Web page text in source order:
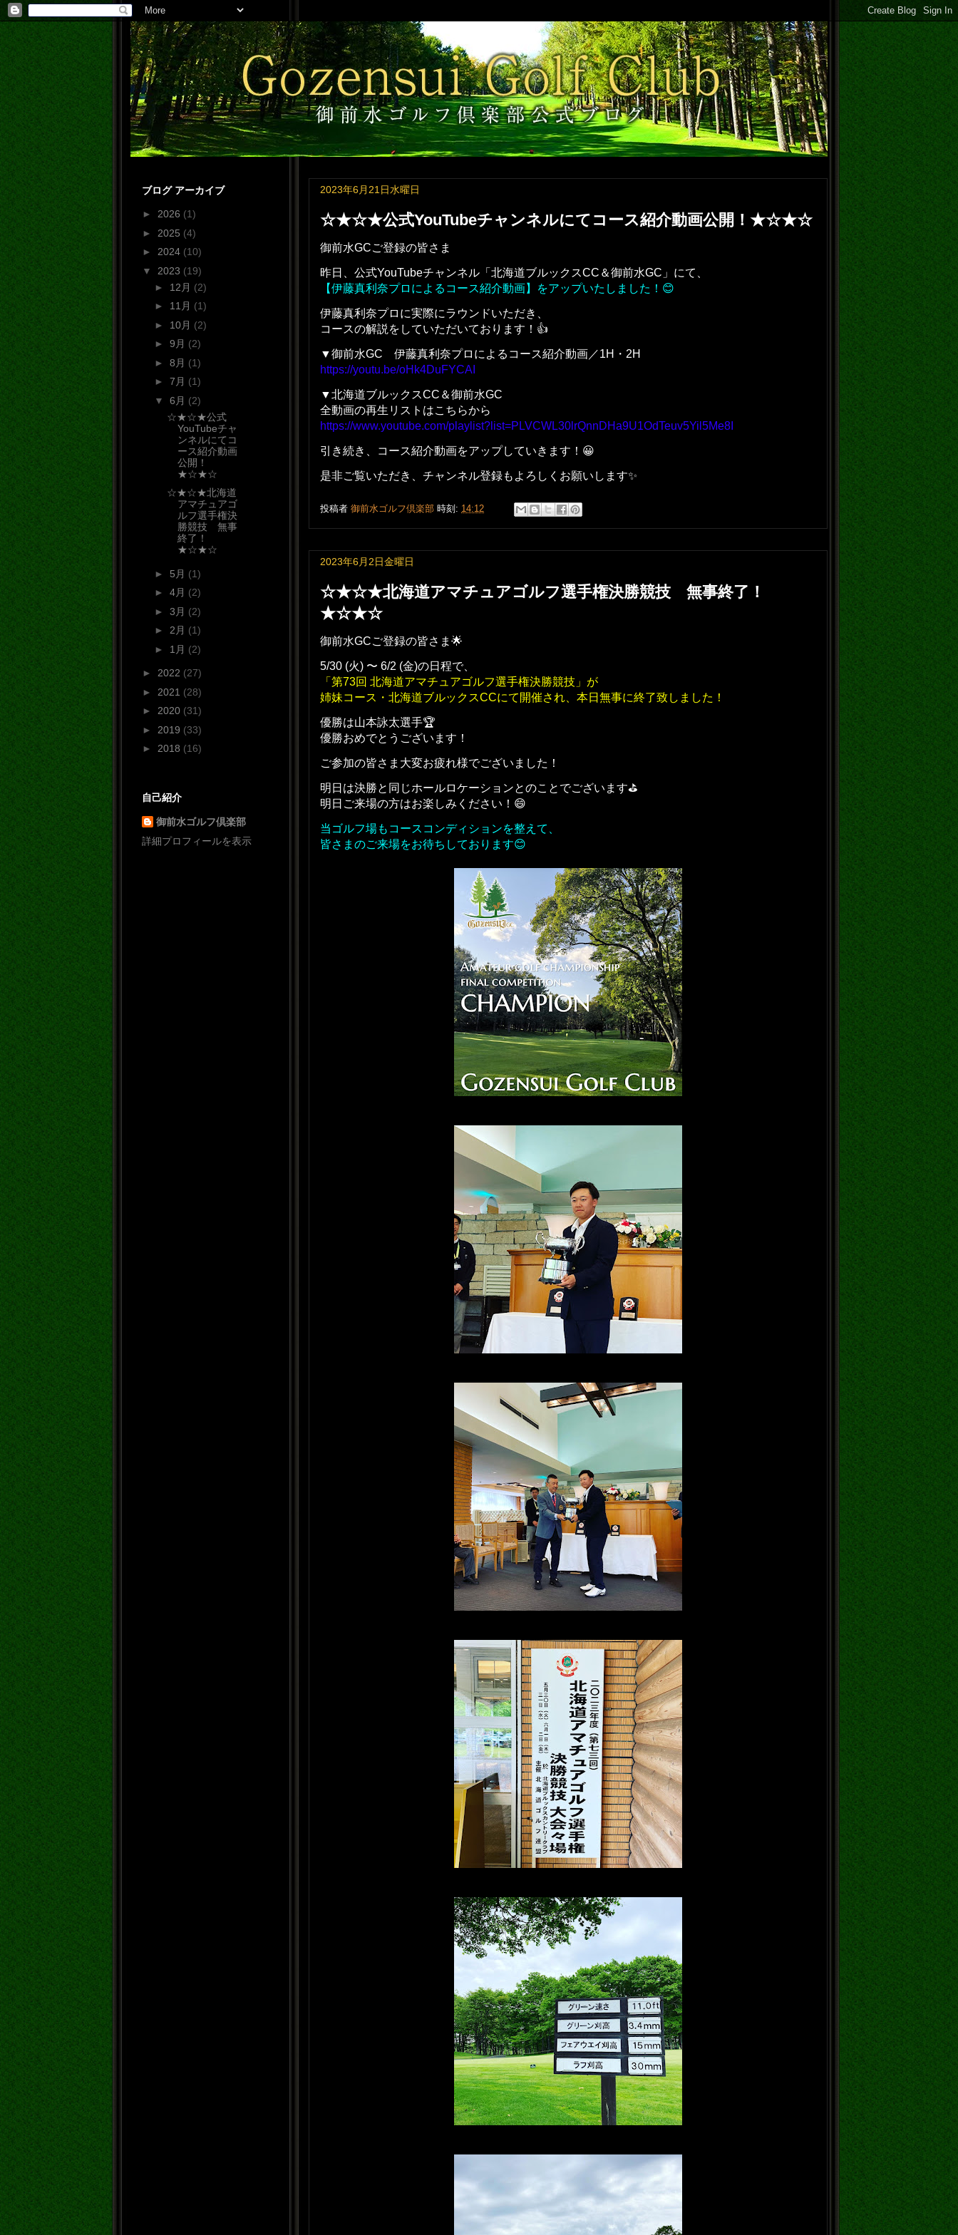
2023年6月21日水曜日
☆★☆★公式YouTubeチャンネルにてコース紹介動画公開！★☆★☆
御前水GCご登録の皆さま
昨日、公式YouTubeチャンネル「北海道ブルックスCC＆御前水GC」にて、
【伊藤真利奈プロによるコース紹介動画】をアップいたしました！😊
伊藤真利奈プロに実際にラウンドいただき、
コースの解説をしていただいております！👍
▼御前水GC 伊藤真利奈プロによるコース紹介動画／1H・2H
https://youtu.be/oHk4DuFYCAI
▼北海道ブルックスCC＆御前水GC
全動画の再生リストはこちらから
https://www.youtube.com/playlist?list=PLVCWL30lrQnnDHa9U1OdTeuv5Yil5Me8I
引き続き、コース紹介動画をアップしていきます！😀
是非ご覧いただき、チャンネル登録もよろしくお願いします✨
投稿者 御前水ゴルフ倶楽部 時刻: 14:12
2023年6月2日金曜日
☆★☆★北海道アマチュアゴルフ選手権決勝競技 無事終了！
★☆★☆
御前水GCご登録の皆さま🌟
5/30 (火) 〜 6/2 (金)の日程で、
「第73回 北海道アマチュアゴルフ選手権決勝競技」が
姉妹コース・北海道ブルックスCCにて開催され、本日無事に終了致しました！
優勝は山本詠太選手🏆
優勝おめでとうございます！
ご参加の皆さま大変お疲れ様でございました！
明日は決勝と同じホールロケーションとのことでございます⛳️
明日ご来場の方はお楽しみください！😄
当ゴルフ場もコースコンディションを整えて、
皆さまのご来場をお待ちしております😊
ブログ アーカイブ
► 2026 (1)
► 2025 (4)
► 2024 (10)
▼ 2023 (19)
► 12月 (2)
► 11月 (1)
► 10月 (2)
► 9月 (2)
► 8月 (1)
► 7月 (1)
▼ 6月 (2)
☆★☆★公式
YouTubeチャ
ンネルにてコ
ース紹介動画
公開！
★☆★☆
☆★☆★北海道
アマチュアゴ
ルフ選手権決
勝競技 無事
終了！
★☆★☆
► 5月 (1)
► 4月 (2)
► 3月 (2)
► 2月 (1)
► 1月 (2)
► 2022 (27)
► 2021 (28)
► 2020 (31)
► 2019 (33)
► 2018 (16)
自己紹介
御前水ゴルフ倶楽部
詳細プロフィールを表示